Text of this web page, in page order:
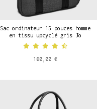
Sac ordinateur 15 pouces homme
en tissu upcyclé gris Jo
160,00 €